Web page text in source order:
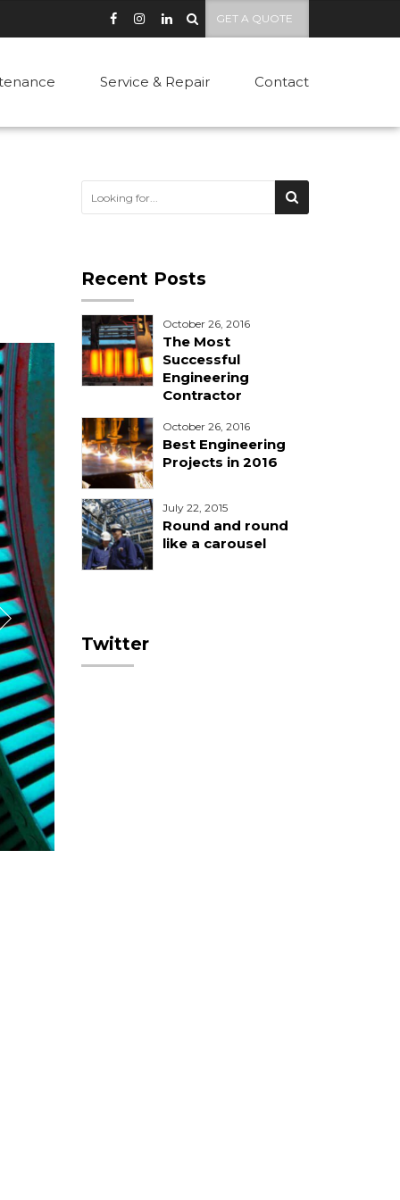
GET A QUOTE
Service & Repair Contact
Recent Posts
October 26, 2016
The Most
Successful
Engineering
Contractor
October 26, 2016
Best Engineering
Projects in 2016
July 22, 2015
Round and round
like a carousel
Twitter